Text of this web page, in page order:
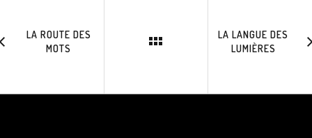
LA ROUTE DES
MOTS
LA LANGUE DES
LUMIÈRES